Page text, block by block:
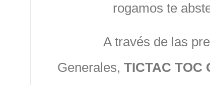
rogamos te
A través de las
Generales, TICTAC TOC